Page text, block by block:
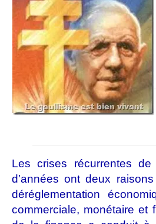
Les crises récurrentes de
d’années ont deux
déréglementation
commerciale, monétaire et